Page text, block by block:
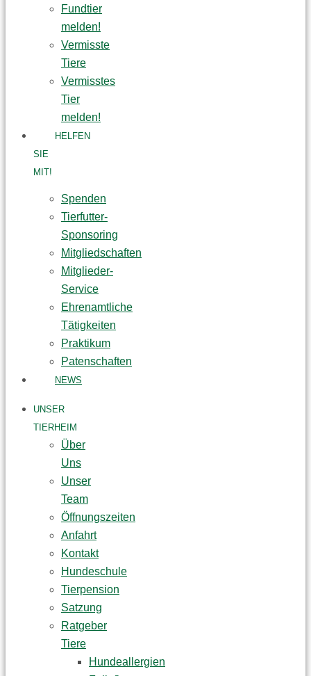
Fundtier
melden!
Vermisste
Tiere
Vermisstes
Tier
melden!
HELFEN
SIE
MIT!
Spenden
Tierfutter-
Sponsoring
Mitgliedschaften
Mitglieder-
Service
Ehrenamtliche
Tätigkeiten
Praktikum
Patenschaften
NEWS
UNSER
TIERHEIM
Über
Uns
Unser
Team
Öffnungszeiten
Anfahrt
Kontakt
Hundeschule
Tierpension
Satzung
Ratgeber
Tiere
Hundeallergien